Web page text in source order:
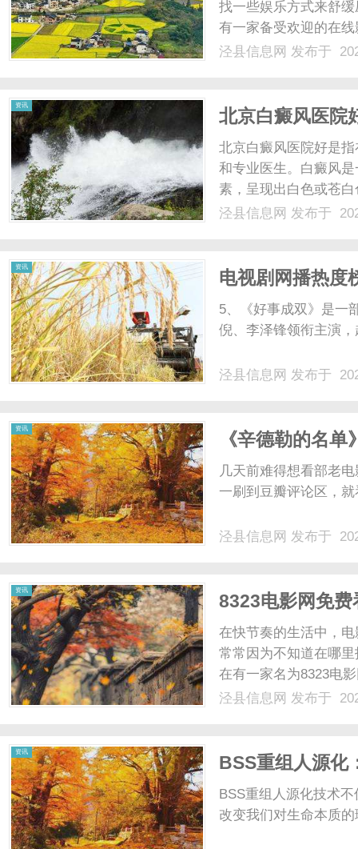
找一些娱乐方式来舒
有一家备受欢迎的在
观看大片的在线平台
泾县信息网 发布于
资讯
北京白癜风医院
北京白癜风医院好是
和专业医生。白癜风
素，呈现出白色或苍
的白癜风医院以其优
泾县信息网 发布于
资讯
电视剧网播热度
纪》仅第二
5、《好事成双》是一
倪、李泽锋领衔主演
泾县信息网 发布于
资讯
《辛德勒的名
几天前难得想看部老
一刷到豆瓣评论区，
泾县信息网 发布于
资讯
8323电影网免费
在快节奏的生活中，
常常因为不知道在哪
在有一家名为8323电
8323电影网是一个专
泾县信息网 发布于
资讯
BSS重组人源化
BSS重组人源化技术
改变我们对生命本质